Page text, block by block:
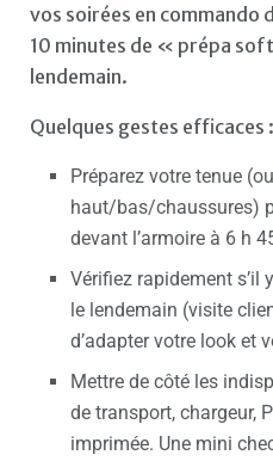
vos soirées en commando
10 minutes de « prépa
lendemain.
Quelques gestes efficaces :
Préparez votre tenue
haut/bas/chaussures)
devant l’armoire à 6 h
Vérifiez rapidement s’il
le lendemain (visite
d’adapter votre look et
Mettre de côté les
de transport, chargeur,
imprimée. Une mini